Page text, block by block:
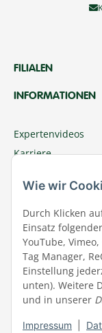
FILIALEN
INFORMATIONEN
Expertenvideos
Karriere
Zu Megazoo Shop
Sommeraktion
Terminal
Tierwohl
Datenschutz
Wir über uns
Aktuelles
Impressum
Wie wir
Durch Klicken
Einsatz
YouTube,
Tag Manager,
Einstellung
unten). Weitere
und in unserer
Impressum